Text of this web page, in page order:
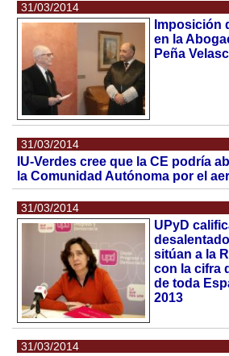
31/03/2014
Imposición
en la
Peña
31/03/2014
IU-Verdes cree que la CE podría
la Comunidad Autónoma por el
31/03/2014
UPyD
sitúan a la
con la cifra
de toda
2013
31/03/2014